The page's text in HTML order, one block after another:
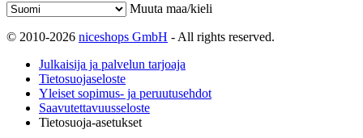
Muuta maa/kieli
© 2010-2026 niceshops GmbH - All rights reserved.
Julkaisija ja palvelun tarjoaja
Tietosuojaseloste
Yleiset sopimus- ja peruutusehdot
Saavutettavuusseloste
Tietosuoja-asetukset